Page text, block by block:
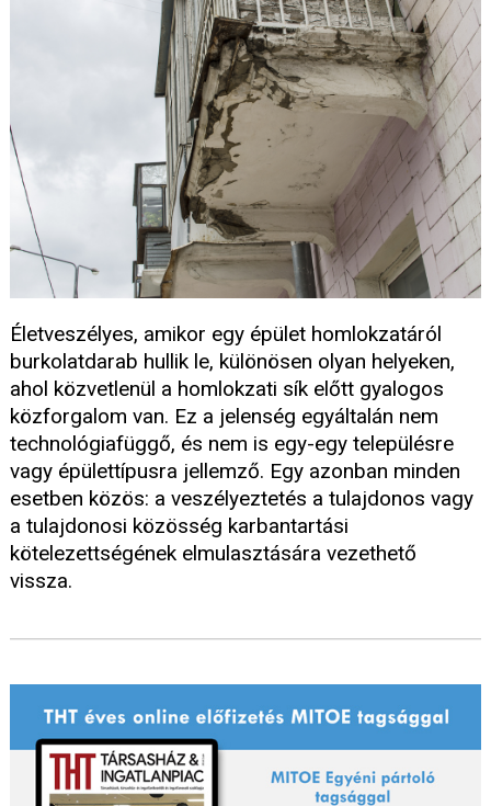
Életveszélyes, amikor egy épület homlokzatáról
burkolatdarab hullik le, különösen olyan helyeken,
ahol közvetlenül a homlokzati sík előtt gyalogos
közforgalom van. Ez a jelenség egyáltalán nem
technológiafüggő, és nem is egy-egy településre
vagy épülettípusra jellemző. Egy azonban minden
esetben közös: a veszélyeztetés a tulajdonos vagy
a tulajdonosi közösség karbantartási
kötelezettségének elmulasztására vezethető
vissza.